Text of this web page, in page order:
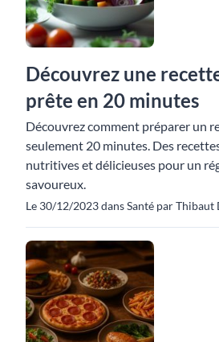
Découvrez une
prête en 20 minutes
Découvrez comment préparer un
seulement 20 minutes. Des
nutritives et délicieuses pour un
savoureux.
Le 30/12/2023 dans Santé par